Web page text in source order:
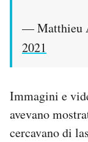
— Matthieu
2021
Immagini e
avevano
cercavano di